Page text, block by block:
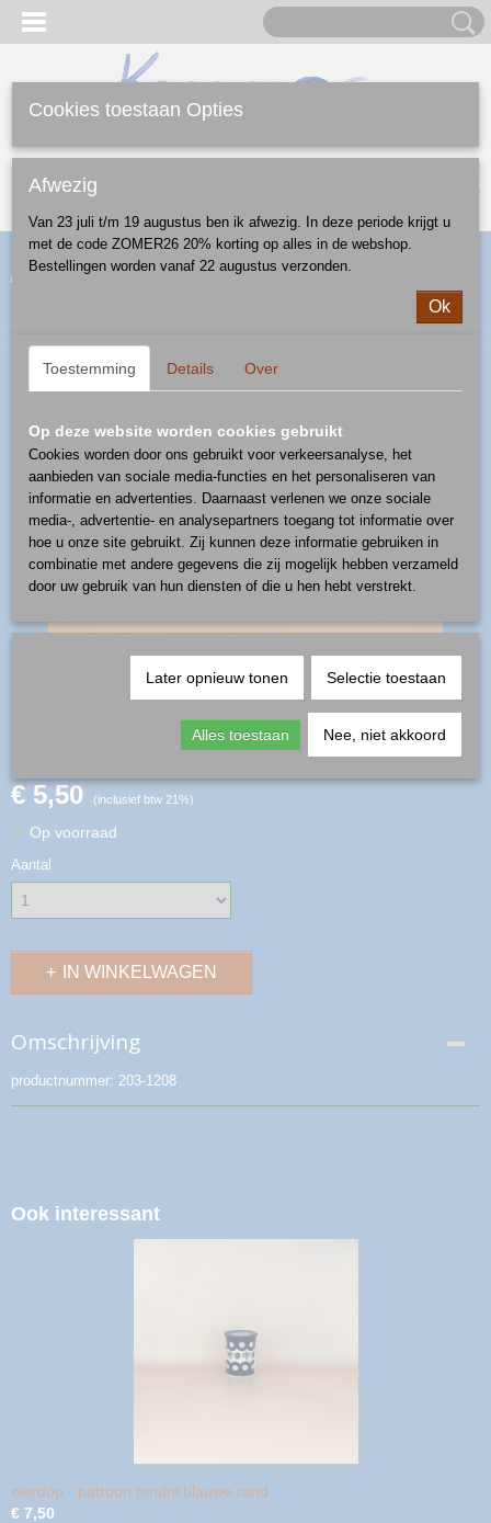
(0)
Home >Webshop>Ontbijt/Lunch/Diner>eierdop> eierdop -
patroon 1208
eierdop - patroon 1208
€ 5,50 (inclusief btw 21%)
✓ Op voorraad
Aantal
IN WINKELWAGEN
Omschrijving
productnummer: 203-1208
Ook interessant
eierdop - patroon tendril blauwe rand
€ 7,50
Cookies toestaan Opties
Afwezig
Van 23 juli t/m 19 augustus ben ik afwezig. In deze periode krijgt u
met de code ZOMER26 20% korting op alles in de webshop.
Bestellingen worden vanaf 22 augustus verzonden.
Ok
Toestemming Details Over
Op deze website worden cookies gebruikt
Cookies worden door ons gebruikt voor verkeersanalyse, het
aanbieden van sociale media-functies en het personaliseren van
informatie en advertenties. Daarnaast verlenen we onze sociale
media-, advertentie- en analysepartners toegang tot informatie over
hoe u onze site gebruikt. Zij kunnen deze informatie gebruiken in
combinatie met andere gegevens die zij mogelijk hebben verzameld
door uw gebruik van hun diensten of die u hen hebt verstrekt.
Later opnieuw tonen Selectie toestaan
Alles toestaan Nee, niet akkoord